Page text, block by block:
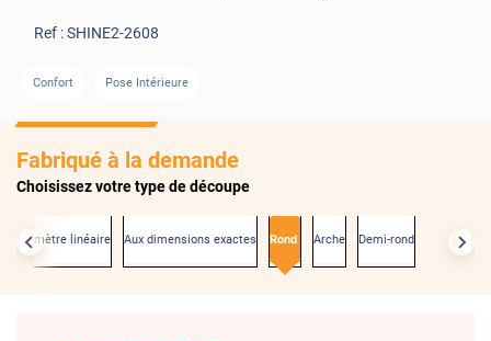
Ref :SHINE2-2608
Confort Pose Intérieure
Fabriqué à la demande
Choisissez votre type de découpe
Au mètre linéaire Aux dimensions exactes Rond Arche Demi-rond